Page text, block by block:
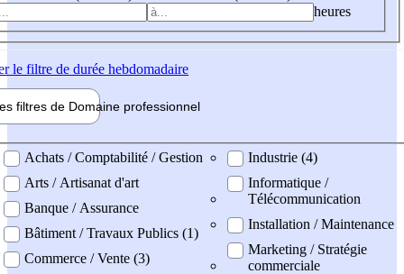
heures
le filtre de durée hebdomadaire
filtres de Domaine professionnel
professionel
Achats / Comptabilité / Gestion
Arts / Artisanat d'art
Banque / Assurance
Bâtiment / Travaux Publics (1)
Commerce / Vente (3)
Industrie (4)
Informatique /
Télécommunication
Installation / Maintenance
Marketing / Stratégie
commerciale